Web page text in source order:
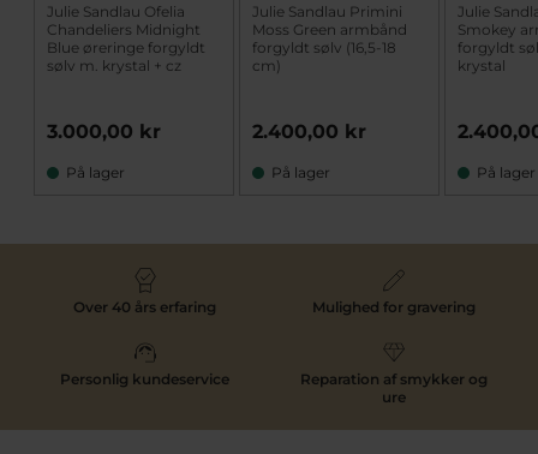
Julie Sandlau Ofelia
Chandeliers Midnight
Blue øreringe forgyldt
sølv m. krystal + cz
3.000,00 kr
På lager
Julie Sandlau Primini
Moss Green armbånd
forgyldt sølv (16,5-18
cm)
2.400,00 kr
På lager
Julie
Smokey
forgyldt
krystal
På lager
Over 40 års erfaring Mulighed for gravering
Personlig kundeservice
Reparation af smykker og
ure